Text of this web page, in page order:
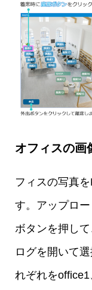
オフィスの画
フィスの写真
す。アップロ
ボタンを押し
ログを開いて
れぞれを